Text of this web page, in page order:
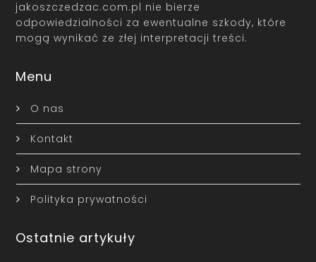
jakoszczedzac.com.pl nie bierze
odpowiedzialności za ewentualne szkody, które
mogą wynikać ze złej interpretacji treści.
Menu
O nas
Kontakt
Mapa strony
Polityka prywatności
Ostatnie artykuły